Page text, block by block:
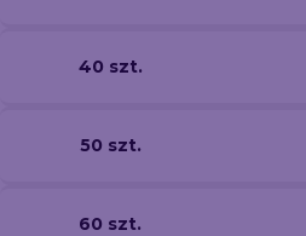
40 szt.
50 szt.
60 szt.